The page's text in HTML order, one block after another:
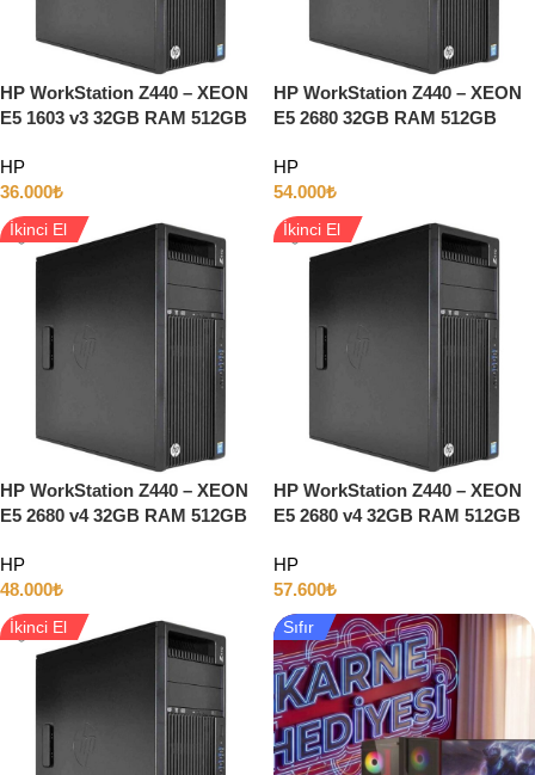
HP WorkStation Z440 – XEON
E5 1603 v3 32GB RAM 512GB
HP
36.000₺
HP WorkStation Z440 – XEON
E5 2680 32GB RAM 512GB
HP
54.000₺
İkinci El
HP WorkStation Z440 – XEON
E5 2680 v4 32GB RAM 512GB
P2000 Ekran Kartı
HP
48.000₺
İkinci El
HP WorkStation Z440 – XEON
E5 2680 v4 32GB RAM 512GB
RTX4000 w10
HP
57.600₺
İkinci El Sıfır